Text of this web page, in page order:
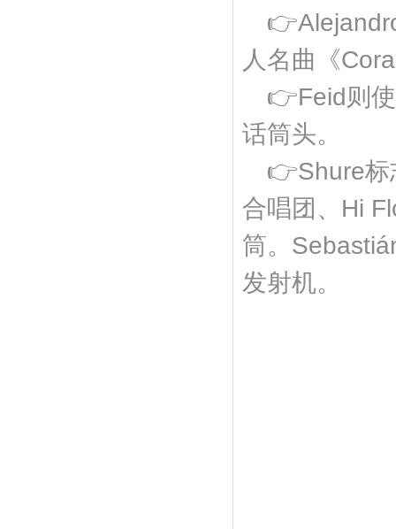
人名曲《
👉Feid则
话筒头。
👉Shure标
合唱团、Hi
筒。
发射机。